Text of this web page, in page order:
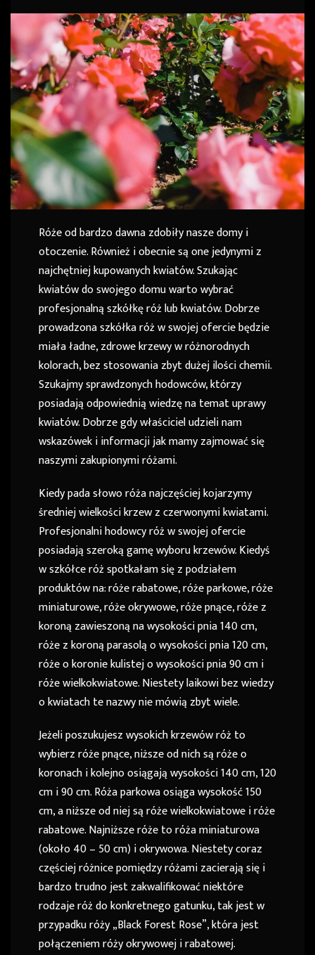
Róże od bardzo dawna zdobiły nasze domy i
otoczenie. Również i obecnie są one jedynymi z
najchętniej kupowanych kwiatów. Szukając
kwiatów do swojego domu warto wybrać
profesjonalną szkółkę róż lub kwiatów. Dobrze
prowadzona szkółka róż w swojej ofercie będzie
miała ładne, zdrowe krzewy w różnorodnych
kolorach, bez stosowania zbyt dużej ilości chemii.
Szukajmy sprawdzonych hodowców, którzy
posiadają odpowiednią wiedzę na temat uprawy
kwiatów. Dobrze gdy właściciel udzieli nam
wskazówek i informacji jak mamy zajmować się
naszymi zakupionymi różami.
Kiedy pada słowo róża najczęściej kojarzymy
średniej wielkości krzew z czerwonymi kwiatami.
Profesjonalni hodowcy róż w swojej ofercie
posiadają szeroką gamę wyboru krzewów. Kiedyś
w szkółce róż spotkałam się z podziałem
produktów na: róże rabatowe, róże parkowe, róże
miniaturowe, róże okrywowe, róże pnące, róże z
koroną zawieszoną na wysokości pnia 140 cm,
róże z koroną parasolą o wysokości pnia 120 cm,
róże o koronie kulistej o wysokości pnia 90 cm i
róże wielkokwiatowe. Niestety laikowi bez wiedzy
o kwiatach te nazwy nie mówią zbyt wiele.
Jeżeli poszukujesz wysokich krzewów róż to
wybierz róże pnące, niższe od nich są róże o
koronach i kolejno osiągają wysokości 140 cm, 120
cm i 90 cm. Róża parkowa osiąga wysokość 150
cm, a niższe od niej są róże wielkokwiatowe i róże
rabatowe. Najniższe róże to róża miniaturowa
(około 40 – 50 cm) i okrywowa. Niestety coraz
częściej różnice pomiędzy różami zacierają się i
bardzo trudno jest zakwalifikować niektóre
rodzaje róż do konkretnego gatunku, tak jest w
przypadku róży „Black Forest Rose”, która jest
połączeniem róży okrywowej i rabatowej.